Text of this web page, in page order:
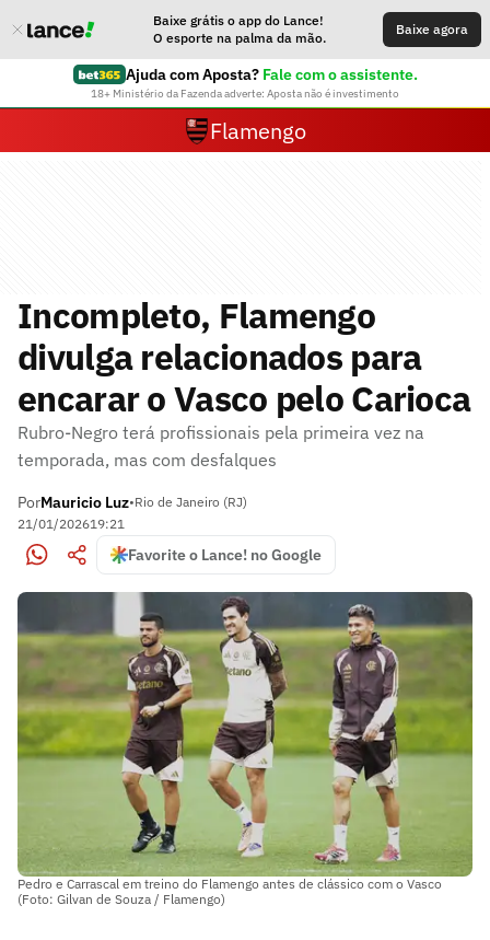
Baixe grátis o app do Lance!
O esporte na palma da mão.
Baixe agora
Ajuda com Aposta? Fale com o assistente.
18+ Ministério da Fazenda adverte: Aposta não é investimento
Flamengo
Incompleto, Flamengo
divulga relacionados para
encarar o Vasco pelo Carioca
Rubro-Negro terá profissionais pela primeira vez na
temporada, mas com desfalques
PorMauricio Luz•Rio de Janeiro (RJ)
21/01/202619:21
Favorite o Lance! no Google
Pedro e Carrascal em treino do Flamengo antes de clássico com o Vasco
(Foto: Gilvan de Souza / Flamengo)